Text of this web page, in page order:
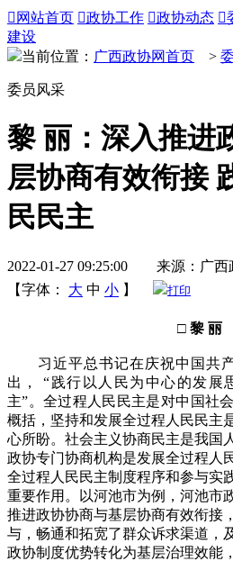
 网站首页 政协工作 政协动态 
建设
当前位置： 广西政协网首页 >
委员风采
黎 丽：深入推进
层协商有效衔接
民民主
2022-01-27 09:25:00 来源：广西
【字体：
大 中 小 】 打印
□ 黎 丽
习近平总书记在庆祝中国共产
出， “践行以人民为中心的发展
主”。全过程人民民主是对中国社
概括，坚持和发展全过程人民民主
心所盼。社会主义协商民主是我国
政协专门协商机构是发展全过程人
全过程人民民主制度程序和参与实
重要作用。以河池市为例，河池市
推进政协协商与基层协商有效衔接
与，畅通和拓宽了群众诉求渠道，
政协制度优势转化为基层治理效能